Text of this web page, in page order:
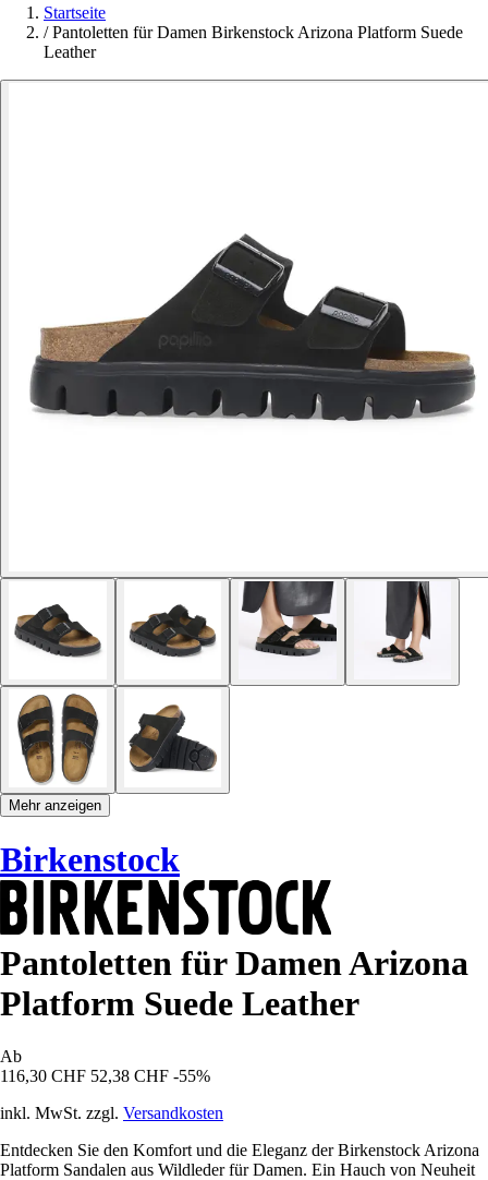
Startseite
/ Pantoletten für Damen Birkenstock Arizona Platform Suede
Leather
Mehr anzeigen
Birkenstock
Pantoletten für Damen Arizona
Platform Suede Leather
Ab
116,30 CHF 52,38 CHF -55%
inkl. MwSt. zzgl. Versandkosten
Entdecken Sie den Komfort und die Eleganz der Birkenstock Arizona
Platform Sandalen aus Wildleder für Damen. Ein Hauch von Neuheit